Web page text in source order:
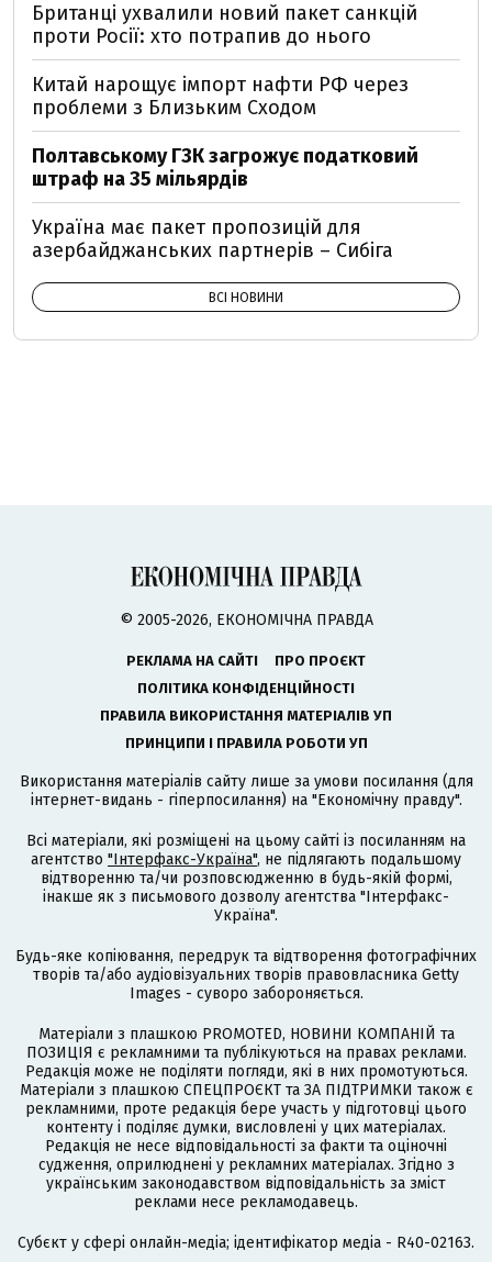
Британці ухвалили новий пакет санкцій
проти Росії: хто потрапив до нього
Китай нарощує імпорт нафти РФ через
проблеми з Близьким Сходом
Полтавському ГЗК загрожує податковий
штраф на 35 мільярдів
Україна має пакет пропозицій для
азербайджанських партнерів – Сибіга
ВСІ НОВИНИ
© 2005-2026, ЕКОНОМІЧНА ПРАВДА
РЕКЛАМА НА САЙТІ
ПРО ПРОЄКТ
ПОЛІТИКА КОНФІДЕНЦІЙНОСТІ
ПРАВИЛА ВИКОРИСТАННЯ МАТЕРІАЛІВ УП
ПРИНЦИПИ І ПРАВИЛА РОБОТИ УП
Використання матеріалів сайту лише за умови посилання (для
інтернет-видань - гіперпосилання) на "Економічну правду".
Всі матеріали, які розміщені на цьому сайті із посиланням на
агентство "Інтерфакс-Україна", не підлягають подальшому
відтворенню та/чи розповсюдженню в будь-якій формі,
інакше як з письмового дозволу агентства "Інтерфакс-
Україна".
Будь-яке копіювання, передрук та відтворення фотографічних
творів та/або аудіовізуальних творів правовласника Getty
Images - суворо забороняється.
Матеріали з плашкою PROMOTED, НОВИНИ КОМПАНІЙ та
ПОЗИЦІЯ є рекламними та публікуються на правах реклами.
Редакція може не поділяти погляди, які в них промотуються.
Матеріали з плашкою СПЕЦПРОЄКТ та ЗА ПІДТРИМКИ також є
рекламними, проте редакція бере участь у підготовці цього
контенту і поділяє думки, висловлені у цих матеріалах.
Редакція не несе відповідальності за факти та оціночні
судження, оприлюднені у рекламних матеріалах. Згідно з
українським законодавством відповідальність за зміст
реклами несе рекламодавець.
Cубєкт у сфері онлайн-медіа; ідентифікатор медіа - R40-02163.